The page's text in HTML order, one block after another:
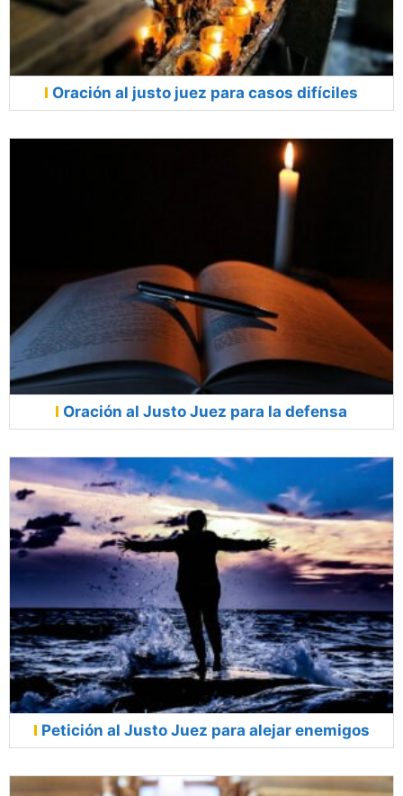
Oración al justo juez para casos difíciles
Oración al Justo Juez para la defensa
Petición al Justo Juez para alejar enemigos